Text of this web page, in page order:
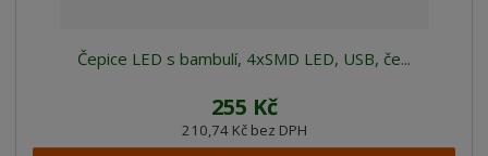
Čepice LED s bambulí, 4xSMD LED, USB, če...
255 Kč
210,74 Kč bez DPH